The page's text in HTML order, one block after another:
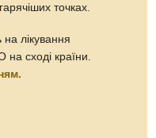
точках.
на лікування
на сході країни.